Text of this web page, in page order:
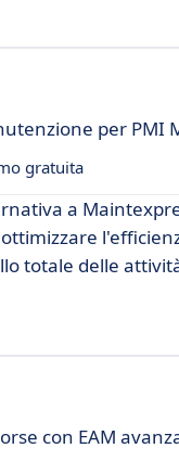
per PMI
gratuita
a
totale delle
con EAM